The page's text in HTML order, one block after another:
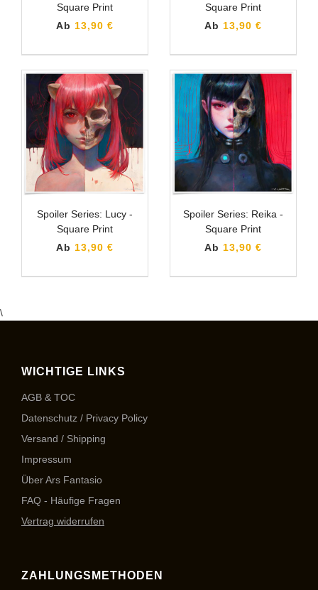
Square Print
Ab 13,90 €
Square Print
Ab 13,90 €
Spoiler Series: Lucy -
Square Print
Ab 13,90 €
Spoiler Series: Reika -
Square Print
Ab 13,90 €
\
WICHTIGE LINKS
AGB & TOC
Datenschutz / Privacy Policy
Versand / Shipping
Impressum
Über Ars Fantasio
FAQ - Häufige Fragen
Vertrag widerrufen
ZAHLUNGSMETHODEN